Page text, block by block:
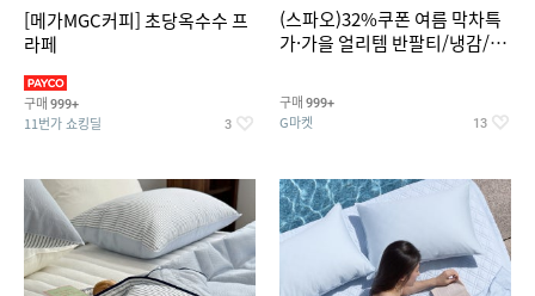
[메가MGC커피] 초당옥수수 프
라페
구매 999+
11번가 쇼킹딜 3
(스파오)32%쿠폰 여름 막차특
가·가을 얼리템 반팔티/냉감/반
건 외 ~74%OFF
구매 999+
G마켓 13